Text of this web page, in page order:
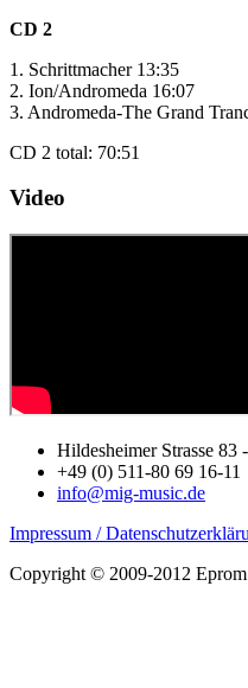
CD 2
1. Schrittmacher 13:35
2. Ion/Andromeda 16:07
3. Andromeda-The Grand
CD 2 total: 70:51
Video
Hildesheimer Strasse
+49 (0) 511-80 69 16-11
info@mig-music.de
Impressum /
Copyright © 2009-2012